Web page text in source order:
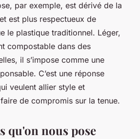
par exemple, est dérivé de la
est plus respectueux de
le plastique traditionnel. Léger,
compostable dans des
il s’impose comme une
C’est une réponse
veulent allier style et
de compromis sur la tenue.
qu'on nous pose